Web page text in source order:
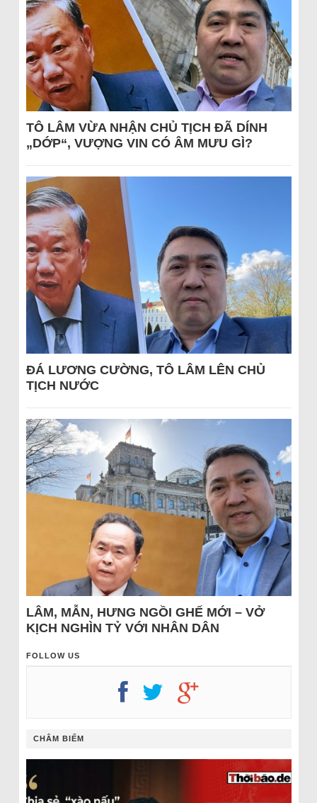
TÔ LÂM VỪA NHẬN CHỦ TỊCH ĐÃ DÍNH
„DỚP“, VƯỢNG VIN CÓ ÂM MƯU GÌ?
ĐÁ LƯƠNG CƯỜNG, TÔ LÂM LÊN CHỦ
TỊCH NƯỚC
LÂM, MẪN, HƯNG NGỒI GHẾ MỚI – VỞ
KỊCH NGHÌN TỶ VỚI NHÂN DÂN
FOLLOW US
CHÂM BIẾM